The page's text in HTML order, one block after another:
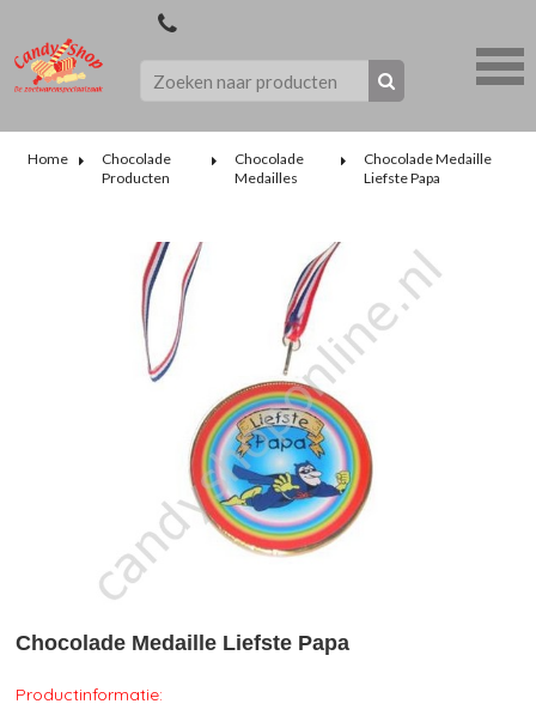
Home
Chocolade
Producten
Chocolade
Medailles
Chocolade Medaille
Liefste Papa
Chocolade Medaille Liefste Papa
Productinformatie: